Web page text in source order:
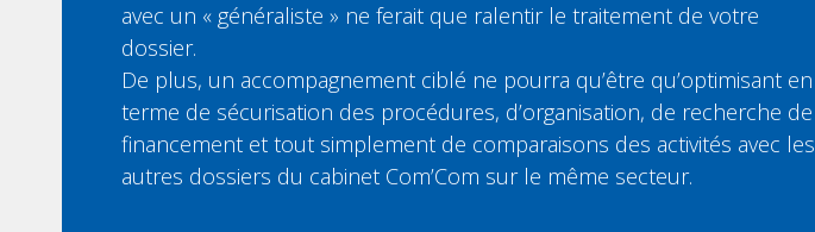
avec un « généraliste » ne ferait que ralentir le traitement de votre
dossier.
De plus, un accompagnement ciblé ne pourra qu’être qu’optimisant en
terme de sécurisation des procédures, d’organisation, de recherche de
financement et tout simplement de comparaisons des activités avec les
autres dossiers du cabinet Com’Com sur le même secteur.